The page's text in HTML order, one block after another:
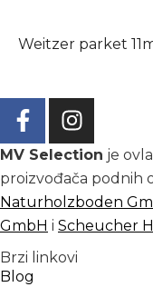
Weitzer parket
MV Selection je
proizvođača podnih
Naturholzboden
GmbH i Scheucher
Brzi linkovi
Blog